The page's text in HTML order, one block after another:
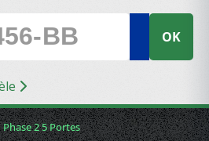
OK
2 5 Portes